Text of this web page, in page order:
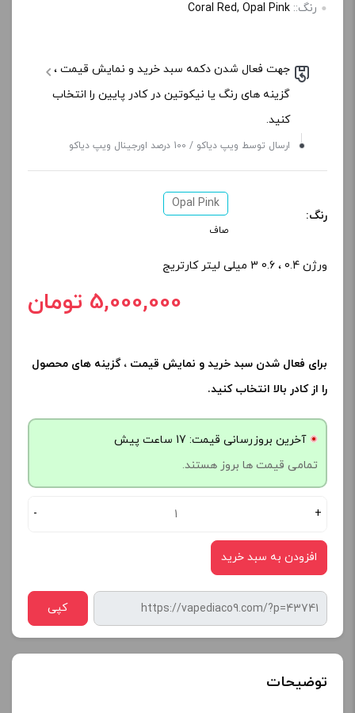
رنگ:: Coral Red, Opal Pink
جهت فعال شدن دکمه سبد خرید و نمایش قیمت ،
گزینه های رنگ یا نیکوتین در کادر پایین را انتخاب
کنید.
ارسال توسط ویپ دیاکو / 100 درصد اورجینال ویپ دیاکو
رنگ:
Opal Pink
صاف
ورژن 0.4 ، 0.6 3 میلی لیتر کارتریج
5,000,000 تومان
برای فعال شدن سبد خرید و نمایش قیمت ، گزینه های محصول
را از کادر بالا انتخاب کنید.
آخرین بروزرسانی قیمت: 17 ساعت پیش
تمامی قیمت ها بروز هستند.
- +
افزودن به سبد خرید
کپی
توضیحات